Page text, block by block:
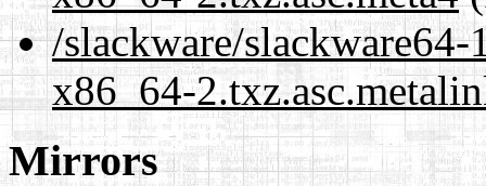
/slackware/
x86_64-
Mirrors